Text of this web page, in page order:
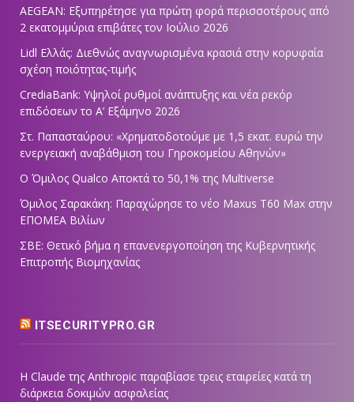
AEGEAN: Εξυπηρέτησε για πρώτη φορά περισσοτέρους από
2 εκατομμύρια επιβάτες τον Ιούλιο 2026
Lidl Ελλάς: Διεθνώς αναγνωρισμένα κρασιά στην κορυφαία
σχέση ποιότητας-τιμής
CrediaBank: Υψηλοί ρυθμοί ανάπτυξης και νέα ρεκόρ
επιδόσεων το Α’ Εξάμηνο 2026
Στ. Παπασταύρου: «Χρηματοδοτούμε με 1,5 εκατ. ευρώ την
ενεργειακή αναβάθμιση του Γηροκομείου Αθηνών»
Ο Όμιλος Qualco Αποκτά το 50,1% της Multiverse
Όμιλος Σαρακάκη: Παραχώρησε το νέο Maxus T60 Max στην
ΕΠΟΜΕΑ Βιλίων
ΣΒΕ: Θετικό βήμα η επανενεργοποίηση της Κυβερνητικής
Επιτροπής Βιομηχανίας
ITSECURITYPRO.GR
Η Claude της Anthropic παραβίασε τρεις εταιρείες κατά τη
διάρκεια δοκιμών ασφαλείας